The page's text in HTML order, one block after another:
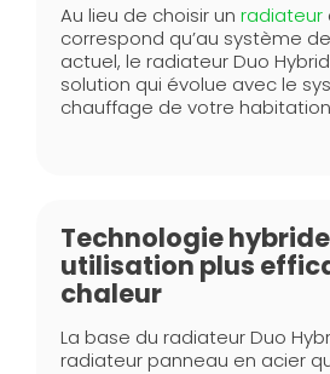
Au lieu de choisir un radiateur
correspond qu’au système
actuel, le radiateur Duo
solution qui évolue avec le
chauffage de votre
Technologie
utilisation plus
chaleur
La base du radiateur Duo
radiateur panneau en acier